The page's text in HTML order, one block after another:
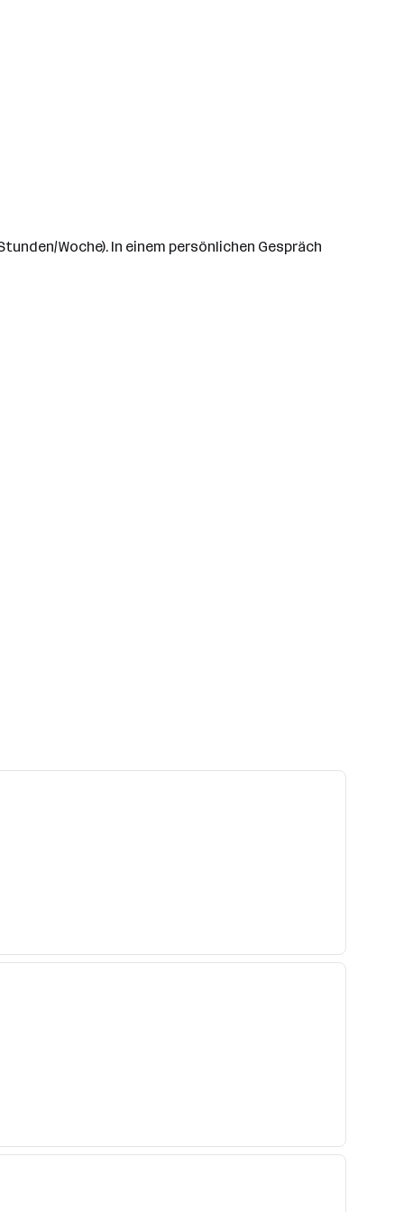
Woche). In einem persönlichen Gespräch